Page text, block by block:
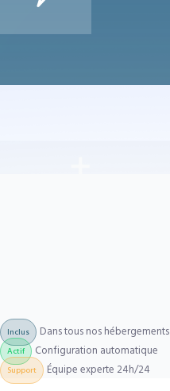
Inclus Dans tous nos hébergements
Actif Configuration automatique
Support Équipe experte 24h/24